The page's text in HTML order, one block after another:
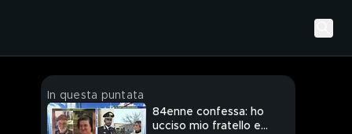
In questa puntata
84enne confessa: ho
ucciso mio fratello e